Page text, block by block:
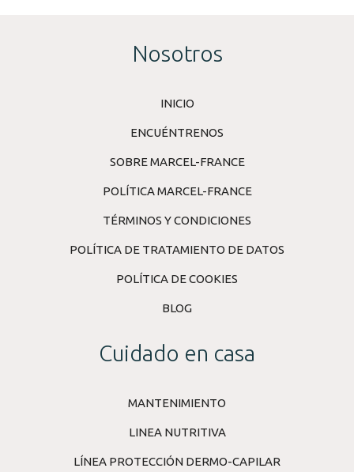
Nosotros
INICIO
ENCUÉNTRENOS
SOBRE MARCEL-FRANCE
POLÍTICA MARCEL-FRANCE
TÉRMINOS Y CONDICIONES
POLÍTICA DE TRATAMIENTO DE DATOS
POLÍTICA DE COOKIES
BLOG
Cuidado en casa
MANTENIMIENTO
LINEA NUTRITIVA
LÍNEA PROTECCIÓN DERMO-CAPILAR